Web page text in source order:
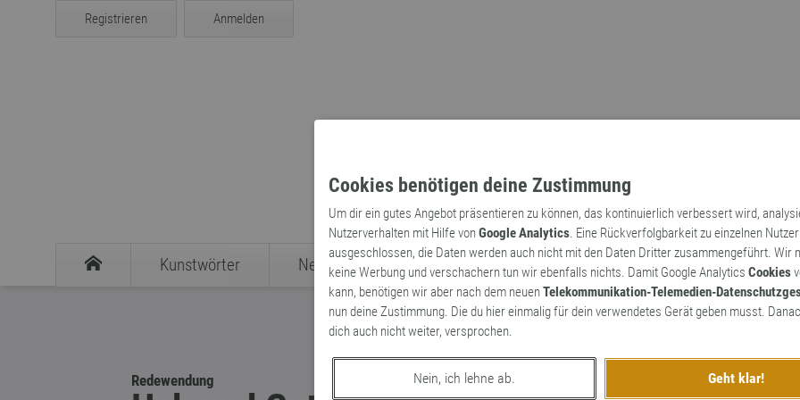
Cookies benötigen deine Zustimmung
Um dir ein gutes Angebot präsentieren zu können, das kontinuierlich verbessert wird,
Nutzerverhalten mit Hilfe vonGoogle Analytics. Eine Rückverfolgbarkeit zu einzelnen
ausgeschlossen, die Daten werden auch nicht mit den Daten Dritter zusammengeführt. Wir
keine Werbung und verschachern tun wir ebenfalls nichts. Damit Google Analytics Cookies
kann, benötigen wir aber nach dem neuenTelekommunikation-Telemedien-
nun deine Zustimmung. Die du hier einmalig für dein verwendetes Gerät geben musst.
dich auch nicht weiter, versprochen.
Nein, ich lehne ab. Geht klar!
Registrieren Anmelden
Kunstwörter Neologismen Archaismen Markennamen
Redewendung